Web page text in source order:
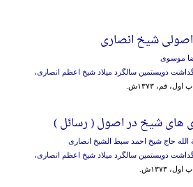
شیخ انصاری
موسوی
دویستمین سالگرد میلاد شیخ اعظم انصاری،
اول، قم، ۱۳۷۳ش.
های شیخ در اصول ( رسائل )
الله حاج شیخ احمد سبط الشیخ انصاری
دویستمین سالگرد میلاد شیخ اعظم انصاری،
۱۳۷۳ش.